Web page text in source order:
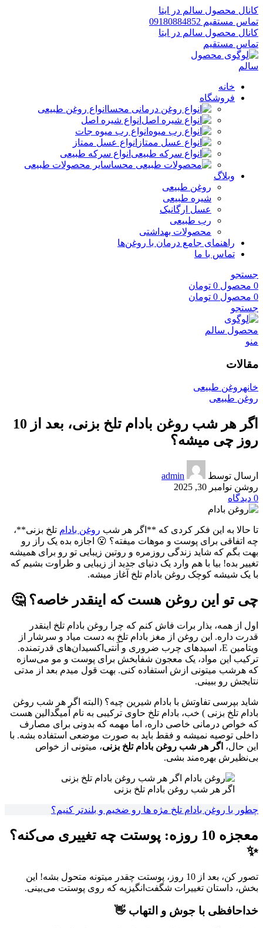
کانال محصول سالم در ایتا
تماس مستقیم 09180884852
کانال محصول سالم در ایتا
تماس مستقیم
خانه
فروشگاه
انواع روغن طبیعی
انواع شیره اصل
انواع رب میوه جات
انواع عسل ممتاز
انواع سرکه طبیعی
سایر محصولات طبیعی
وبلاگ
روغن طبیعی
شیره طبیعی
عسل ارگانیک
رب طبیعی
محصولات بهداشتی
راهنمای جامع درمان با روغن‌ها
تماس با ما
جستجو
0 محصول 0 تومان
0 محصول 0 تومان
جستجو
منو
مقالات
خانهروغن طبیعی
روغن طبیعی
اگر هر شب روغن بادام تلخ بزنی، بعد از 10
روز چی میشه؟
ارسال توسط
admin
روشن نوامبر 30, 2025
0 دیدگاه
تا حالا به این فکر کردی که **اگر هر شب روغن بادام تلخ بزنی**،
چه اتفاقی برای پوست و موهات میفته؟ 😮 اجازه بده یک راز رو
بهت بگم که شاید زندگی روزمره و روتین زیبایی تو رو برای همیشه
تغییر بده! بیا با هم وارد یک دنیای جدید از زیبایی و طراوت بشیم که
با یک شیشه کوچک روغن بادام تلخ آغاز میشه.
چی تو این روغن هست که اینقدر خاصه؟ 🤔
اول از همه، بذار برات فاش کنم که چرا روغن بادام تلخ اینقدر
قدرت داره. این روغن از مغز بادام تلخ به دست میاد و سرشار از
ویتامین E، اسیدهای چرب ضروری و آنتی‌اکسیدان‌های قدرتمنده.
ترکیب این مواد، یک معجون شفابخش برای پوست و مو می‌سازه
که هرشب میتونی ازش استفاده کنی. بهت قول میدم بعد از مدتی
نتایجش رو ببینی.
شاید بپرسی تفاوتش با بادام شیرین چیه؟ (البته اگر هر شب روغن
بادام تلخ بزنی ) خب، بادام تلخ حاوی ترکیبی به نام آمیگدالین هست
که خواص درمانی خاصی داره، اما مهمه که بدونی برای مصارف
داخلی توصیه نمیشه و فقط باید به صورت موضعی استفاده بشه. با
این حال، اگر هر شب روغن بادام تلخ بزنی، میتونی از خواص
بی‌نظیرش بهره‌مند بشی.
اگر هر شب روغن بادام تلخ بزنی
چطور با روغن بادام تلخ مژه ها رو ضخیم و بلندتر کنیم؟
معجزه 10 روزه: پوستت چه تغییری می‌کنه؟
✨
تصور کن، بعد از 10 روز، پوستت چقدر میتونه متحول بشه! این
بخش، داستان تغییرات شگفت‌انگیزیه که روی پوستت می‌بینی.
خداحافظی با جوش و التهاب 👋